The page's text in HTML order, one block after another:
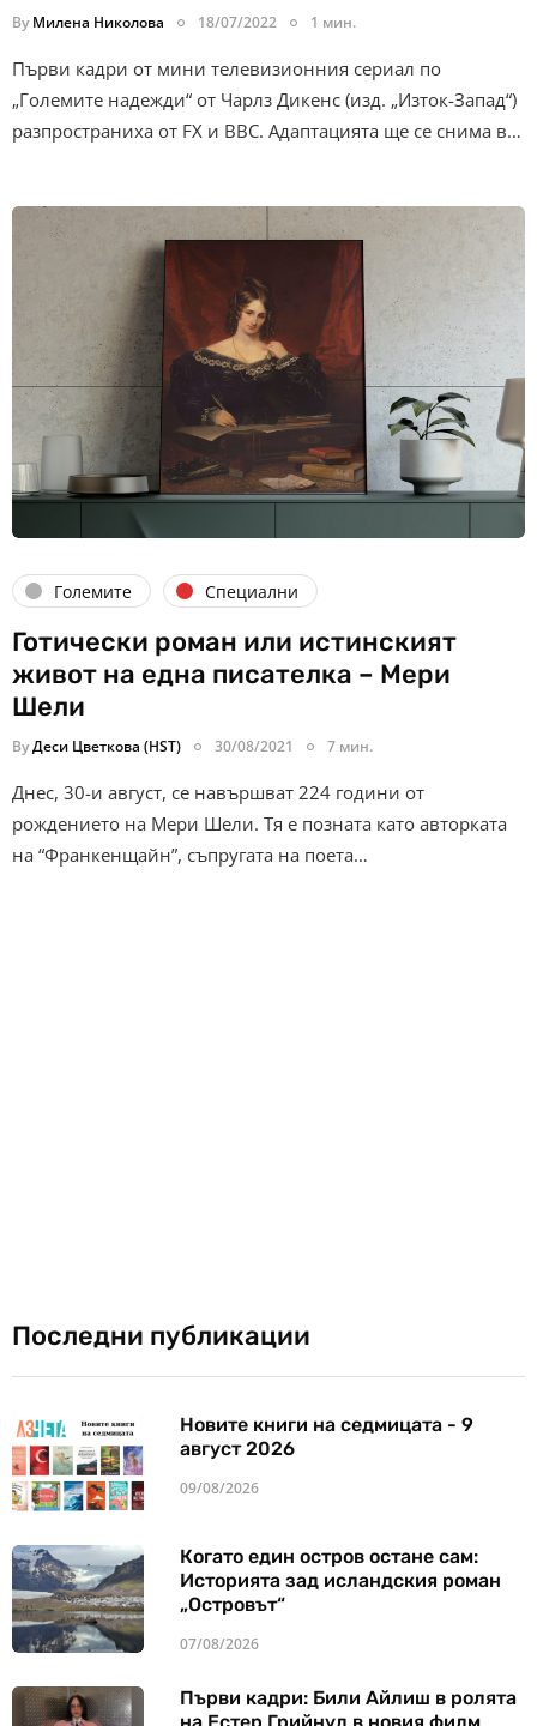
By Милена Николова 18/07/2022 1 мин.
Първи кадри от мини телевизионния сериал по
„Големите надежди“ от Чарлз Дикенс (изд. „Изток-Запад“)
разпространиха от FX и BBC. Адаптацията ще се снима в…
Големите Специални
Готически роман или истинският
живот на една писателка – Мери
Шели
ByДеси Цветкова (HST) 30/08/2021 7 мин.
Днес, 30-и август, се навършват 224 години от
рождението на Мери Шели. Тя е позната като авторката
на “Франкенщайн”, съпругата на поета…
Последни публикации
Новите книги на седмицата - 9
август 2026
09/08/2026
Когато един остров остане сам:
Историята зад исландския роман
„Островът“
07/08/2026
Първи кадри: Били Айлиш в ролята